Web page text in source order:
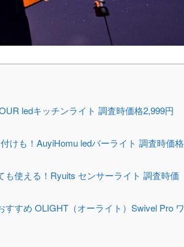
ledキッチンライト 調査時価格2,999円
けも！AuyiHomu ledバーライト 調査時価格
使える！Ryuits センサーライト 調査時価
すめ OLIGHT（オーライト）Swivel Pro ワ